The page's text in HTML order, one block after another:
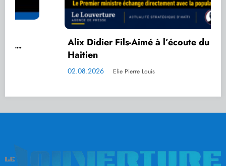
Alix Didier Fils-Aimé à l’écoute du cap-
Elie Pierre Louis